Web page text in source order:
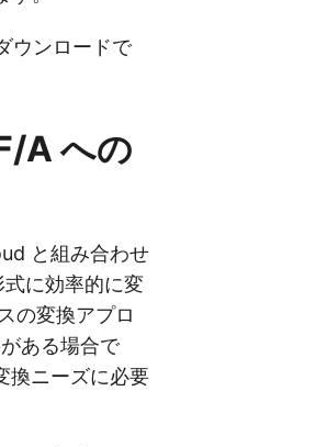
ウンロードで
A への
と組み合わせ
に効率的に変
の変換アプロ
ある場合で
換ニーズに必要